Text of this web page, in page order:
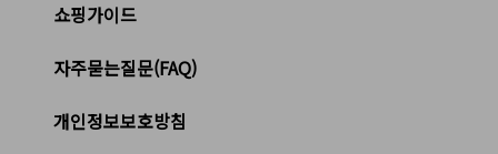
쇼핑가이드
자주묻는질문(FAQ)
개인정보보호방침